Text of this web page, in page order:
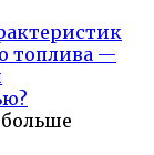
топлива —